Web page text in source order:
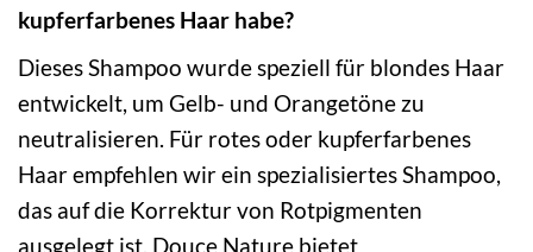
kupferfarbenes Haar habe?
Dieses Shampoo wurde speziell für blondes Haar
entwickelt, um Gelb- und Orangetöne zu
neutralisieren. Für rotes oder kupferfarbenes
Haar empfehlen wir ein spezialisiertes Shampoo,
das auf die Korrektur von Rotpigmenten
ausgelegt ist. Douce Nature bietet